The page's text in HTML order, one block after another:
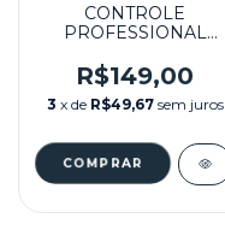
CONTROLE
PROFESSIONAL
SEMINOVO -
ATARI/MASTER
SYSTEM
R$149,00
3 x de R$49,67 sem juros